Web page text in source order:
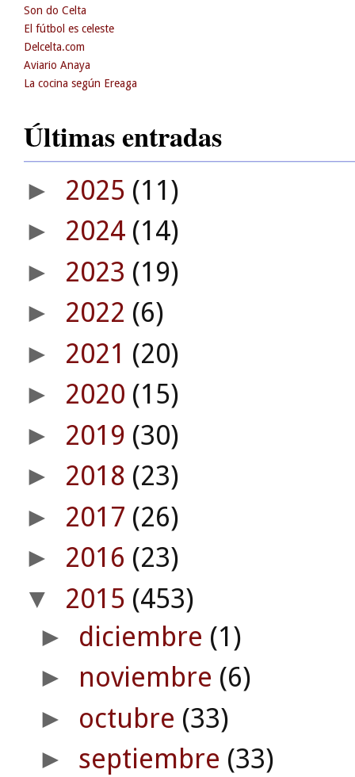
Son do Celta
El fútbol es celeste
Delcelta.com
Aviario Anaya
La cocina según Ereaga
Últimas entradas
► 2025 (11)
► 2024 (14)
► 2023 (19)
► 2022 (6)
► 2021 (20)
► 2020 (15)
► 2019 (30)
► 2018 (23)
► 2017 (26)
► 2016 (23)
▼ 2015 (453)
► diciembre (1)
► noviembre (6)
► octubre (33)
► septiembre (33)